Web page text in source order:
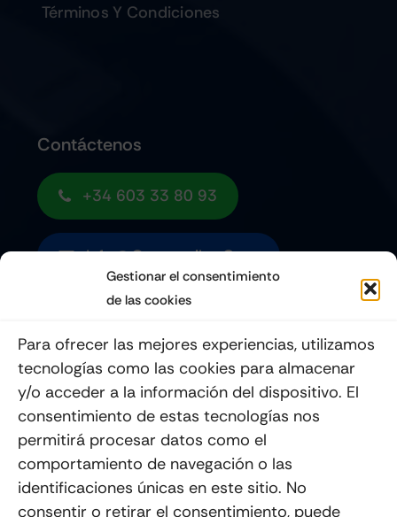
Gestionar el consentimiento
de las cookies
Para ofrecer las mejores experiencias, utilizamos
tecnologías como las cookies para almacenar
y/o acceder a la información del dispositivo. El
consentimiento de estas tecnologías nos
permitirá procesar datos como el
comportamiento de navegación o las
identificaciones únicas en este sitio. No
consentir o retirar el consentimiento, puede
Términos Y Condiciones
Contáctenos
+34 603 33 80 93
Info@quemoviles.com
Enviar